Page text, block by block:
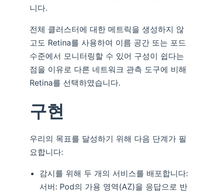
니다.
전체 클러스터에 대한 메트릭을 생성하지 않
고도 Retina를 사용하여 이름 공간 또는 포드
수준에서 모니터링할 수 있어 구성이 쉽다는
점을 이유로 다른 네트워크 관측 도구에 비해
Retina를 선택하였습니다.
구현
우리의 목표를 달성하기 위해 다음 단계가 필
요합니다:
감시를 위해 두 개의 서비스를 배포합니다:
서버: Pod의 가용 영역(AZ)을 응답으로 반